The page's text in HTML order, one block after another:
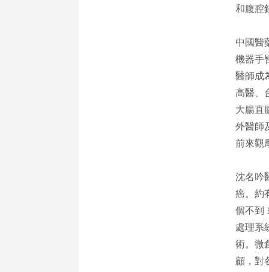
和腹腔
中國醫
機器手
醫師成
高醫、
大腸直
外醫師
前來觀
沈名吟
癌。約
個不到
處理系
術。微
顧，對